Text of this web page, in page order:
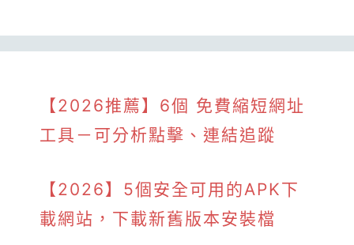
【2026推薦】6個 免費縮短網址
工具－可分析點擊、連結追蹤
【2026】5個安全可用的APK下
載網站，下載新舊版本安裝檔